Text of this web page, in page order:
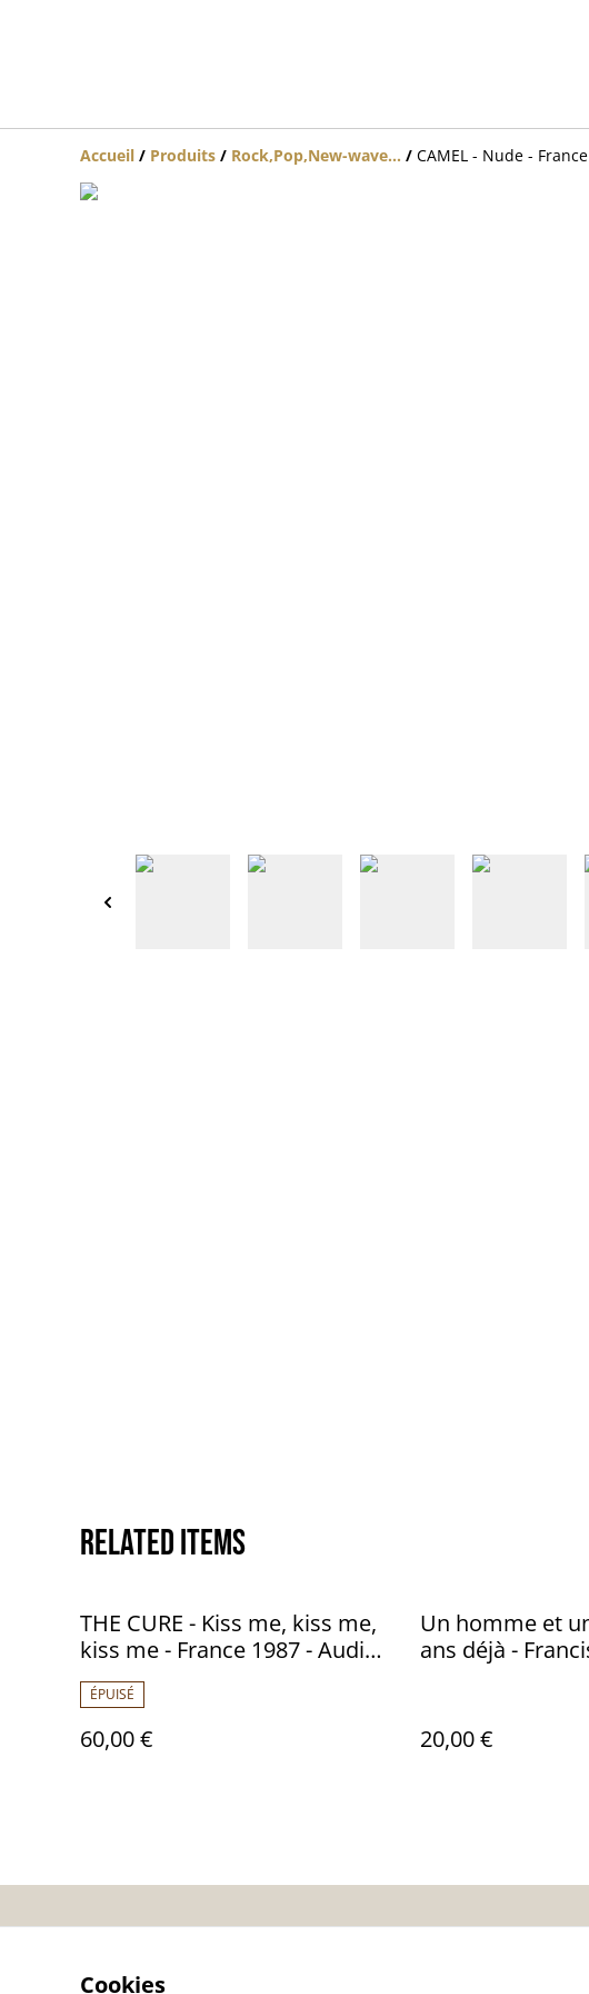
Accueil / Produits / Rock,Pop,New-wave... / CAMEL - Nude -
Related items
THE CURE - Kiss me, kiss me,
kiss me - France 1987 - Audio:
NM -FICTION RECORDS - 832
130
ÉPUISÉ
60,00 €
Un homme et
ans déjà -
20,00 €
Cookies